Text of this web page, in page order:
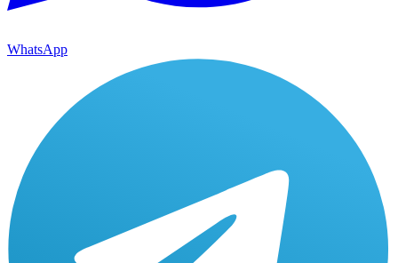
WhatsApp